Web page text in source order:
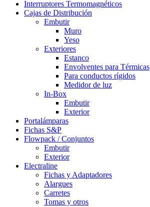
Interruptores Termomagnéticos
Cajas de Distribución
Embutir
Muro
Yeso
Exteriores
Estanco
Envolventes para Térmicas
Para conductos rígidos
Medidor de luz
In-Box
Embutir
Exterior
Portalámparas
Fichas S&P
Flowpack / Conjuntos
Embutir
Exterior
Electraline
Fichas y Adaptadores
Alargues
Carretes
Tomas y otros